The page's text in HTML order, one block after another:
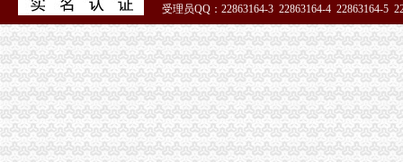
北碚区工商分局一般纳税人公司条件切实加禽流感防工作
万州区工商局一般纳税人公司条件构筑高致禽流感防控网
璧山局一般纳税人认定标准八塘工商所加高致禽流感预防工作
开县汉丰工商一所开设办案模拟课堂
巴南区农村维权网络建设工作呈现五个点
璧山县工商局怎么注册一般纳税人查获一冒用名优标志案
永川工商局“三快三抓”严防肠道染疫的一般纳税人认定标准发生
市怎么注册一般纳税人局进一步规范新闻媒体保健食品广告备案工作
永川工商局一般纳税人公司条件采取措施严防禽流感发生
受理员QQ：22863164-3 22863164-4 22863164-5